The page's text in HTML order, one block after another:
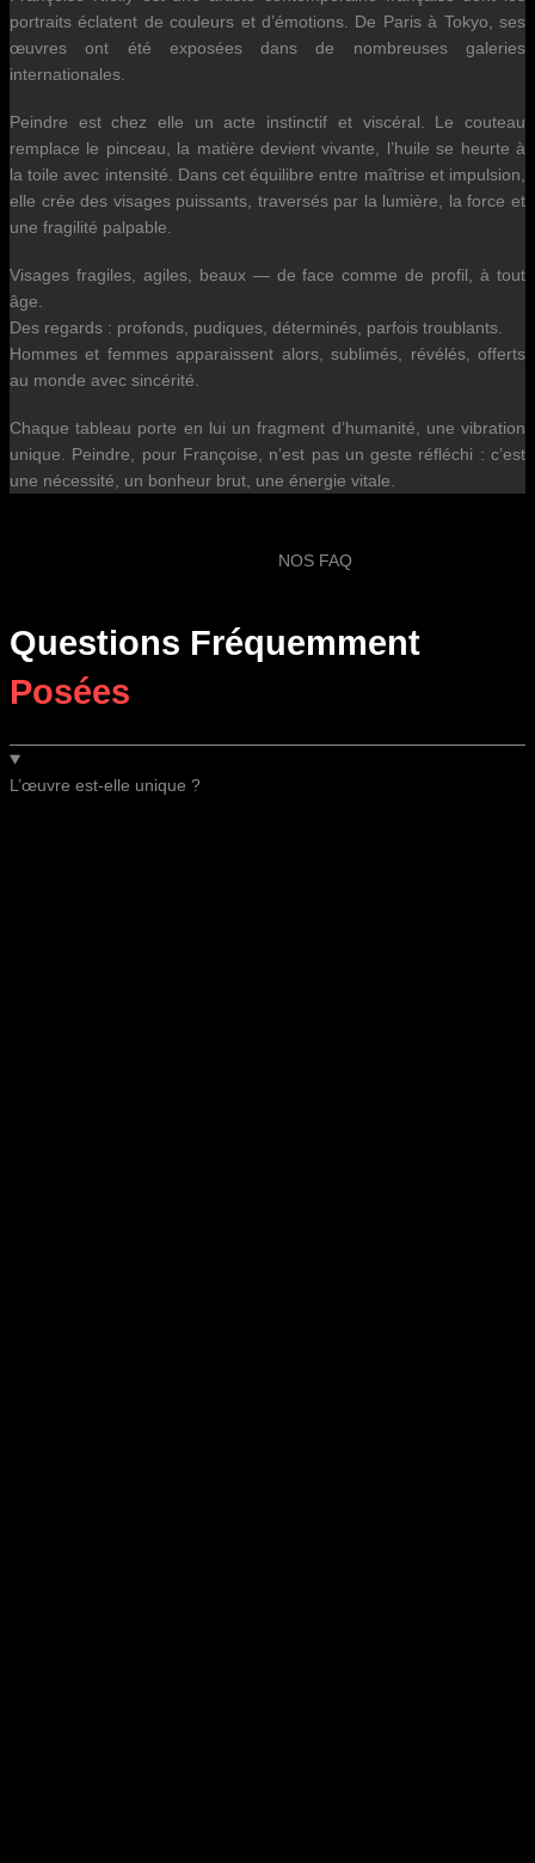
portraits éclatent de couleurs et d’émotions. De Paris à Tokyo, ses
œuvres ont été exposées dans de nombreuses galeries
internationales.
Peindre est chez elle un acte instinctif et viscéral. Le couteau
remplace le pinceau, la matière devient vivante, l’huile se heurte à
la toile avec intensité. Dans cet équilibre entre maîtrise et impulsion,
elle crée des visages puissants, traversés par la lumière, la force et
une fragilité palpable.
Visages fragiles, agiles, beaux — de face comme de profil, à tout
âge.
Des regards : profonds, pudiques, déterminés, parfois troublants.
Hommes et femmes apparaissent alors, sublimés, révélés, offerts
au monde avec sincérité.
Chaque tableau porte en lui un fragment d’humanité, une vibration
unique. Peindre, pour Françoise, n’est pas un geste réfléchi : c’est
une nécessité, un bonheur brut, une énergie vitale.
NOS FAQ
Questions Fréquemment
Posées
L’œuvre est-elle unique ?